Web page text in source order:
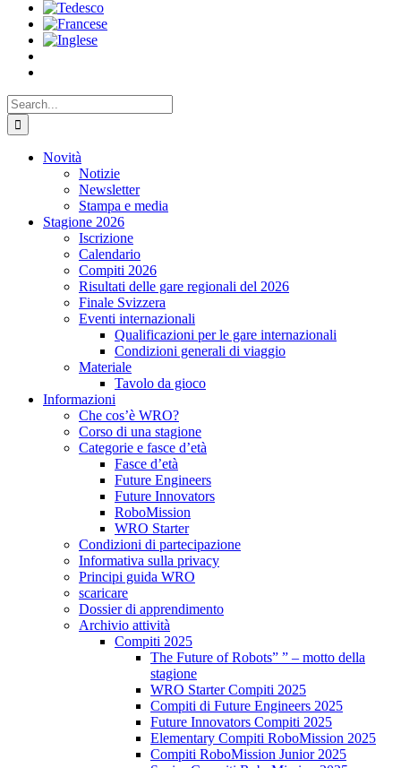
Search
for:
Novità
Notizie
Newsletter
Stampa e media
Stagione 2026
Iscrizione
Calendario
Compiti 2026
Risultati delle gare regionali del 2026
Finale Svizzera
Eventi internazionali
Qualificazioni per le gare internazionali
Condizioni generali di viaggio
Materiale
Tavolo da gioco
Informazioni
Che cos’è WRO?
Corso di una stagione
Categorie e fasce d’età
Fasce d’età
Future Engineers
Future Innovators
RoboMission
WRO Starter
Condizioni di partecipazione
Informativa sulla privacy
Principi guida WRO
scaricare
Dossier di apprendimento
Archivio attività
Compiti 2025
The Future of Robots” ” – motto della
stagione
WRO Starter Compiti 2025
Compiti di Future Engineers 2025
Future Innovators Compiti 2025
Elementary Compiti RoboMission 2025
Compiti RoboMission Junior 2025